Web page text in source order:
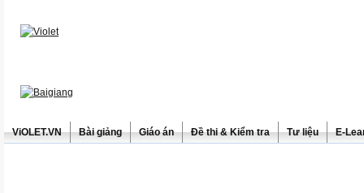
ViOLET.VN Bài giảng Giáo án Đề thi & Kiểm tra Tư liệu E-